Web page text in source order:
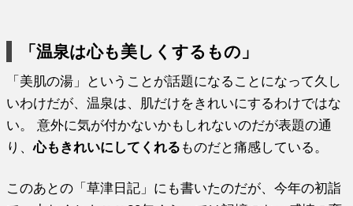
「温泉は心も美しくするもの」
「美肌の湯」ということが話題になることになって久し
いわけだが、温泉は、肌だけをきれいにするわけではな
い。 意外に気が付かないかもしれないのだが表題の通
り、心もきれいにしてくれる ものだと痛感している。
このあとの「草津日記」にも書いたのだが、今年の初詣